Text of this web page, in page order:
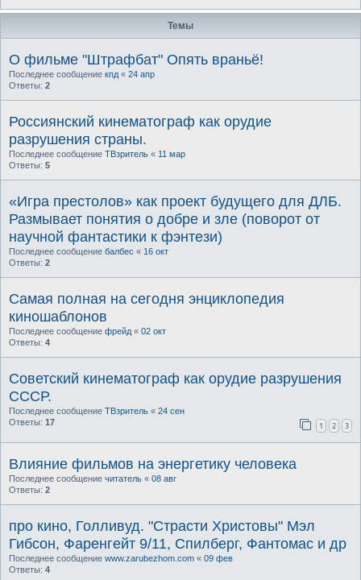
Темы
О фильме "Штрафбат" Опять враньё!
Последнее сообщение кпд « 24 апр
Ответы: 2
Россиянский кинематограф как орудие
разрушения страны.
Последнее сообщение ТВзритель « 11 мар
Ответы: 5
«Игра престолов» как проект будущего для ДЛБ.
Размывает понятия о добре и зле (поворот от
научной фантастики к фэнтези)
Последнее сообщение балбес « 16 окт
Ответы: 2
Самая полная на сегодня энциклопедия
киношаблонов
Последнее сообщение фрейд « 02 окт
Ответы: 4
Советский кинематограф как орудие разрушения
СССР.
Последнее сообщение ТВзритель « 24 сен
Ответы: 17 1 2 3
Влияние фильмов на энергетику человека
Последнее сообщение читатель « 08 авг
Ответы: 2
про кино, Голливуд. "Страсти Христовы" Мэл
Гибсон, Фаренгейт 9/11, Спилберг, Фантомас и др
Последнее сообщение www.zarubezhom.com « 09 фев
Ответы: 4